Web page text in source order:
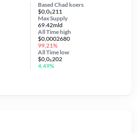
Based Chad koers
$0,0₅211
Max Supply
69.42mld
All Timehigh
$0,0002680
99,21%
All Time low
$0,0₅202
4,49%